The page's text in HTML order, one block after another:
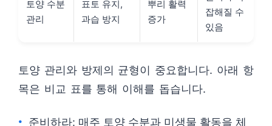
토양 수분
관리
표토 유지,
과습 방지
뿌리 활력
증가
잡해질 수
있음
토양 관리와 방제의 균형이 중요합니다. 아래 항
목은 비교 표를 통해 이해를 돕습니다.
준비하라: 매주 토양 수분과 미생물 활동을 체